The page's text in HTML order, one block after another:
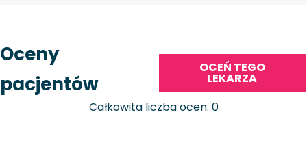
Oceny
pacjentów
OCEŃ TEGO
LEKARZA
Całkowita liczba ocen: 0